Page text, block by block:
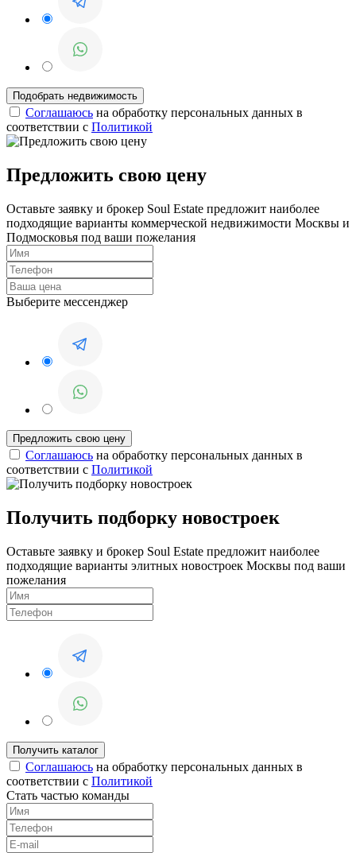
Соглашаюсь на обработку персональных данных в
соответствии с Политикой
Предложить свою цену
Оставьте заявку и брокер Soul Estate предложит наиболее
подходящие варианты коммерческой недвижимости Москвы и
Подмосковья под ваши пожелания
Выберите мессенджер
Соглашаюсь на обработку персональных данных в
соответствии с Политикой
Получить подборку новостроек
Оставьте заявку и брокер Soul Estate предложит наиболее
подходящие варианты элитных новостроек Москвы под ваши
пожелания
Соглашаюсь на обработку персональных данных в
соответствии с Политикой
Стать частью команды